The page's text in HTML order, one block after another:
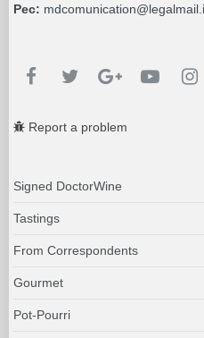
Pec:
Report a problem
Signed DoctorWine
Tastings
From Correspondents
Gourmet
Pot-Pourri